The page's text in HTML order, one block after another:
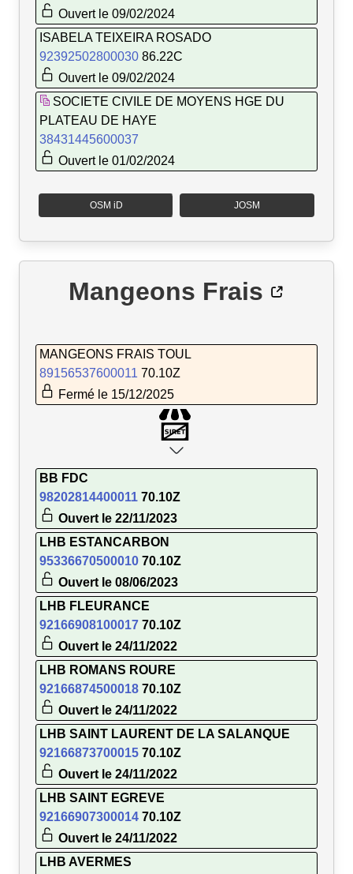
Ouvert le 09/02/2024
ISABELA TEIXEIRA ROSADO
92392502800030 86.22C
Ouvert le 09/02/2024
SOCIETE CIVILE DE MOYENS HGE DU
PLATEAU DE HAYE
38431445600037
Ouvert le 01/02/2024
OSM iD JOSM
Mangeons Frais
MANGEONS FRAIS TOUL
89156537600011 70.10Z
Fermé le 15/12/2025
BB FDC
98202814400011 70.10Z
Ouvert le 22/11/2023
LHB ESTANCARBON
95336670500010 70.10Z
Ouvert le 08/06/2023
LHB FLEURANCE
92166908100017 70.10Z
Ouvert le 24/11/2022
LHB ROMANS ROURE
92166874500018 70.10Z
Ouvert le 24/11/2022
LHB SAINT LAURENT DE LA SALANQUE
92166873700015 70.10Z
Ouvert le 24/11/2022
LHB SAINT EGREVE
92166907300014 70.10Z
Ouvert le 24/11/2022
LHB AVERMES